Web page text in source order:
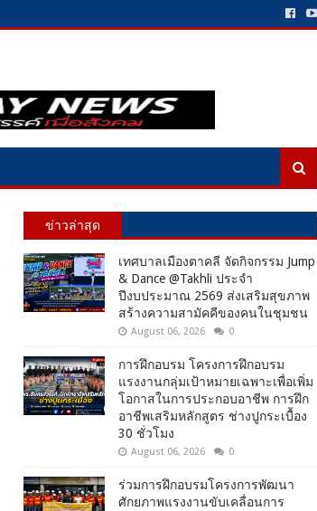
ข่าวล่าสุด
เทศบาลเมืองตาคลี จัดกิจกรรม Jump
& Dance @Takhli ประจำ
ปีงบประมาณ 2569 ส่งเสริมสุขภาพ
สร้างความสามัคคีของคนในชุมชน
August 06, 2026 0
การฝึกอบรม โครงการฝึกอบรม
แรงงานกลุ่มเป้าหมายเฉพาะเพื่อเพิ่ม
โอกาสในการประกอบอาชีพ การฝึก
อาชีพเสริมหลักสูตร ช่างปูกระเบื้อง
30 ชั่วโมง
August 06, 2026 0
ร่วมการฝึกอบรมโครงการพัฒนา
ศักยภาพแรงงานขับเคลื่อนการ